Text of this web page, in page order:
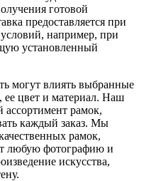
готовой
предоставляется при
например, при
установленный
могут влиять выбранные
ее цвет и материал. Наш
ассортимент рамок,
каждый заказ. Мы
рамок,
любую фотографию и
искусства,